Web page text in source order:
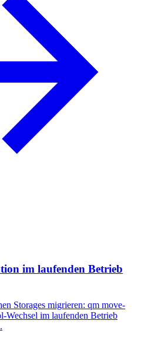
im laufenden Betrieb
Storages migrieren: qm move-
im laufenden Betrieb